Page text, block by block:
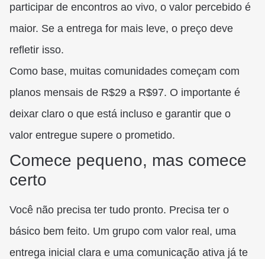
participar de encontros ao vivo, o valor percebido é
maior. Se a entrega for mais leve, o preço deve
refletir isso.
Como base, muitas comunidades começam com
planos mensais de R$29 a R$97. O importante é
deixar claro o que está incluso e garantir que o
valor entregue supere o prometido.
Comece pequeno, mas comece
certo
Você não precisa ter tudo pronto. Precisa ter o
básico bem feito. Um grupo com valor real, uma
entrega inicial clara e uma comunicação ativa já te